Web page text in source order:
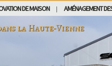
DE MAISON AMÉNAGEMENT
la Haute-Vienne